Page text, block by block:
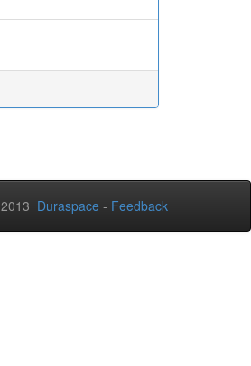
Duraspace - Feedback